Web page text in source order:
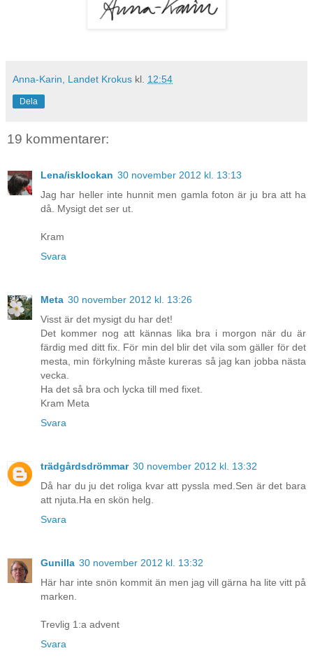
Anna-Karin, Landet Krokus kl. 12:54
Dela
19 kommentarer:
Lena/isklockan 30 november 2012 kl. 13:13
Jag har heller inte hunnit men gamla foton är ju bra att ha
då. Mysigt det ser ut.
Kram
Svara
Meta 30 november 2012 kl. 13:26
Visst är det mysigt du har det!
Det kommer nog att kännas lika bra i morgon när du är
färdig med ditt fix. För min del blir det vila som gäller för det
mesta, min förkylning måste kureras så jag kan jobba nästa
vecka.
Ha det så bra och lycka till med fixet.
Kram Meta
Svara
trädgårdsdrömmar 30 november 2012 kl. 13:32
Då har du ju det roliga kvar att pyssla med.Sen är det bara
att njuta.Ha en skön helg.
Svara
Gunilla 30 november 2012 kl. 13:32
Här har inte snön kommit än men jag vill gärna ha lite vitt på
marken.
Trevlig 1:a advent
Svara